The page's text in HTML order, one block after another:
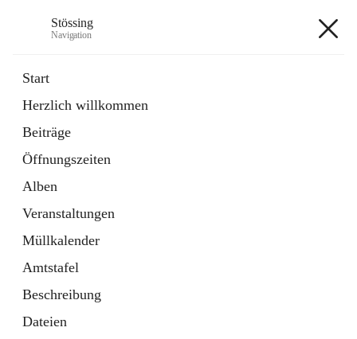
Stössing
Navigation
Start
Herzlich willkommen
Beiträge
Öffnungszeiten
Alben
Veranstaltungen
Müllkalender
Amtstafel
Beschreibung
Dateien
Datei
in
Tab
Kindergarten
öffnet
in
neuem
Tab